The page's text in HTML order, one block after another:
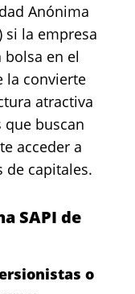
Anónima
si la empresa
bolsa en el
la convierte
atractiva
que buscan
acceder a
de capitales.
SAPI de
o